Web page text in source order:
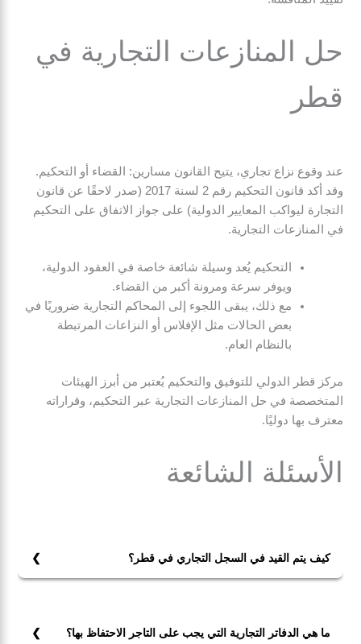
حل المنازعات التجارية في
قطر
عند وقوع نزاع تجاري، يتيح القانون مسارين: القضاء أو التحكيم.
وقد أكد قانون التحكيم رقم 2 لسنة 2017 (صدر لاحقًا عن قانون
التجارة ليواكب المعايير الدولية) على جواز الاتفاق على التحكيم
في المنازعات التجارية.
التحكيم يُعد وسيلة شائعة خاصة في العقود الدولية،
ويوفر سرعة ومرونة أكبر من القضاء.
مع ذلك، يبقى اللجوء إلى المحاكم التجارية ضروريًا في
بعض الحالات مثل الإفلاس أو النزاعات المرتبطة
بالنظام العام.
مركز قطر الدولي للتوفيق والتحكيم يُعتبر من أبرز الهيئات
المتخصصة في حل المنازعات التجارية عبر التحكيم، وقراراته
معترف بها دوليًا.
الأسئلة الشائعة
كيف يتم القيد في السجل التجاري في قطر؟
والوثائق المطلوبة وسداد الرسوم.
ما هي الدفاتر التجارية التي يجب على التاجر الاحتفاظ بها؟